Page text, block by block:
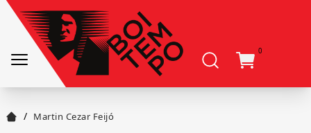
0
/ Martin Cezar Feijó